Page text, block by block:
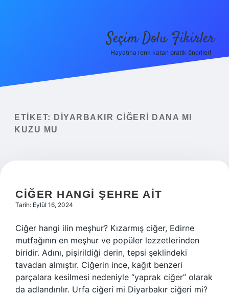
Yasal Uyarı
menüyüSeçim Dolu Fikirler
Hayatına renk katan pratik öneriler!
ETIKET:
DIYARBAKIR CIĞERI DANA MI
KUZU MU
CIĞER HANGI ŞEHRE AIT
Tarih: Eylül 16, 2024
Ciğer hangi ilin meşhur? Kızarmış ciğer, Edirne
mutfağının en meşhur ve popüler lezzetlerinden
biridir. Adını, pişirildiği derin, tepsi şeklindeki
tavadan almıştır. Ciğerin ince, kağıt benzeri
parçalara kesilmesi nedeniyle “yaprak ciğer” olarak
da adlandırılır. Urfa ciğeri mi Diyarbakır ciğeri mi?